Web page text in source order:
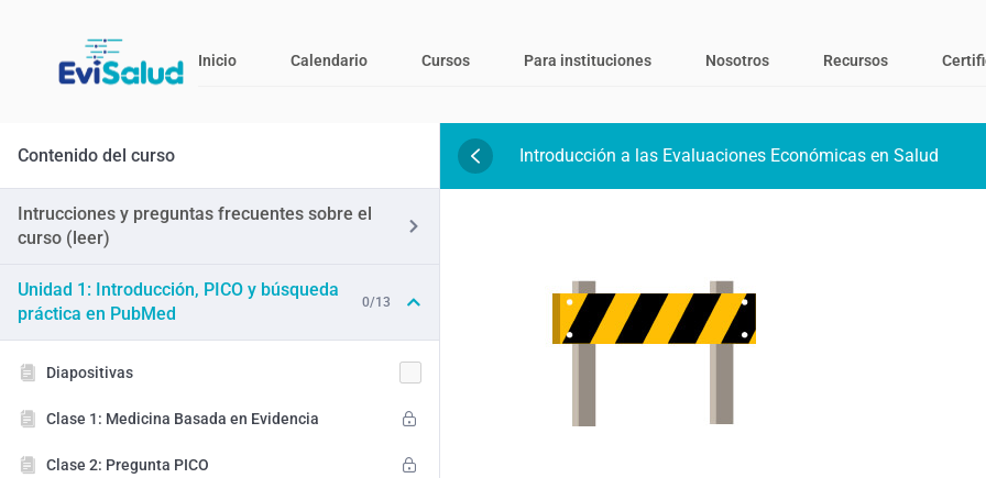
Inicio Calendario Cursos Para instituciones Nosotros Recursos
Contenido del curso
Intrucciones y preguntas frecuentes sobre el
curso (leer)
Unidad 1: Introducción, PICO y búsqueda
práctica en PubMed
0/13
Diapositivas
Clase 1: Medicina Basada en Evidencia
Clase 2: Pregunta PICO
Introducción a las Evaluaciones Económicas en Salud